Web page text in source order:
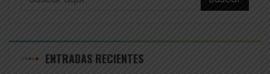
ENTRADAS RECIENTES